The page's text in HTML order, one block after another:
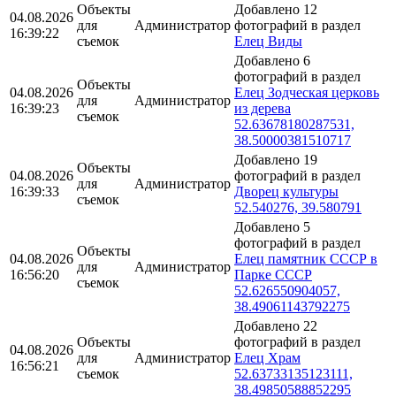
04.08.2026
16:39:22
Объекты
для
съемок
Администратор
Добавлено 12
фотографий в раздел
Елец Виды
04.08.2026
16:39:23
Объекты
для
съемок
Администратор
Добавлено 6
фотографий в раздел
Елец Зодческая церковь
из дерева
52.63678180287531,
38.50000381510717
04.08.2026
16:39:33
Объекты
для
съемок
Администратор
Добавлено 19
фотографий в раздел
Дворец культуры
52.540276, 39.580791
04.08.2026
16:56:20
Объекты
для
съемок
Администратор
Добавлено 5
фотографий в раздел
Елец памятник СССР в
Парке СССР
52.626550904057,
38.49061143792275
04.08.2026
16:56:21
Объекты
для
съемок
Администратор
Добавлено 22
фотографий в раздел
Елец Храм
52.63733135123111,
38.49850588852295